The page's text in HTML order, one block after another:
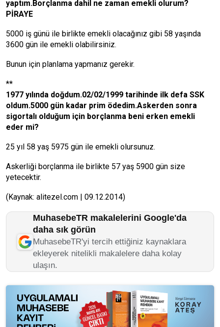
yaptım.Borçlanma dahil ne zaman emekli olurum?
PİRAYE
5000 iş günü ile birlikte emekli olacağınız gibi 58 yaşında
3600 gün ile emekli olabilirsiniz.
Bunun için planlama yapmanız gerekir.
**
1977 yılında doğdum.02/02/1999 tarihinde ilk defa SSK
oldum.5000 gün kadar prim ödedim.Askerden sonra
sigortalı olduğum için borçlanma beni erken emekli
eder mi?
25 yıl 58 yaş 5975 gün ile emekli olursunuz.
Askerliği borçlanma ile birlikte 57 yaş 5900 gün size
yetecektir.
(Kaynak: alitezel.com | 09.12.2014)
MuhasebeTR makalelerini Google'da
daha sık görün
MuhasebeTR'yi tercih ettiğiniz kaynaklara
ekleyerek nitelikli makalelere daha kolay
ulaşın.